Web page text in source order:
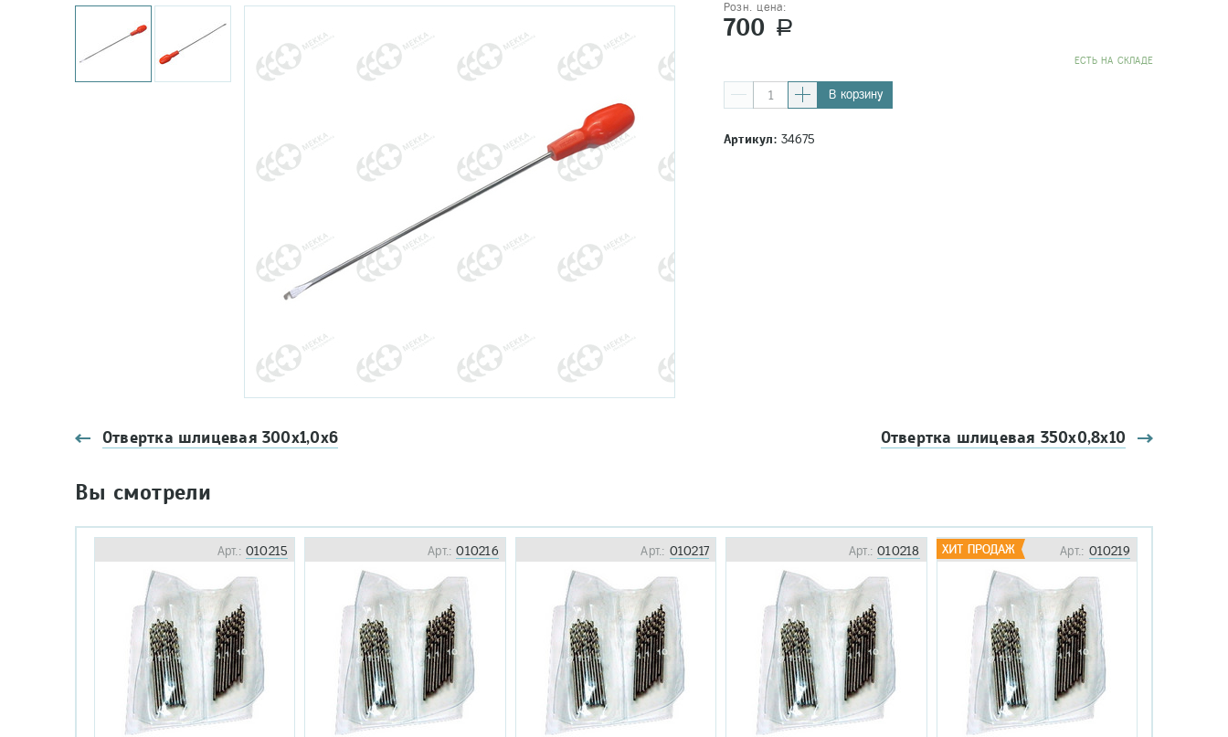
Розн. цена:
700 a
EСТЬ НА СКЛАДЕ
В корзину
Артикул:34675
Отвертка шлицевая 300х1,0х6 Отвертка шлицевая 350х0,8х10
Вы смотрели
Арт.:010215 Арт.:010216 Арт.: 010217 Арт.:010218 Арт.: 010219